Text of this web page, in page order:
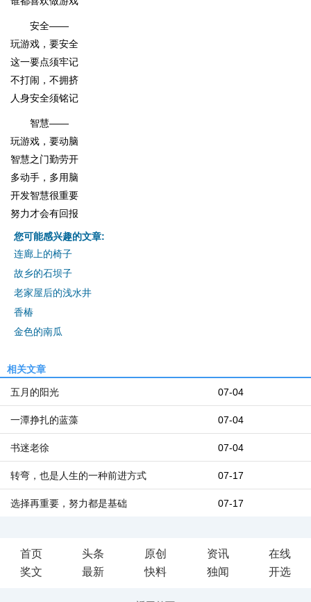
安全——
玩游戏，要安全
这一要点须牢记
不打闹，不拥挤
人身安全须铭记
智慧——
玩游戏，要动脑
智慧之门勤劳开
多动手，多用脑
开发智慧很重要
努力才会有回报
您可能感兴趣的文章:
连廊上的椅子
故乡的石坝子
老家屋后的浅水井
香椿
金色的南瓜
相关文章
07-04
五月的阳光
07-04
一潭挣扎的蓝藻
07-04
书迷老徐
07-17
转弯，也是人生的一种前进方式
07-17
选择再重要，努力都是基础
首页 头条 原创 资讯
在线
奖文
最新 快料 独闻 开选